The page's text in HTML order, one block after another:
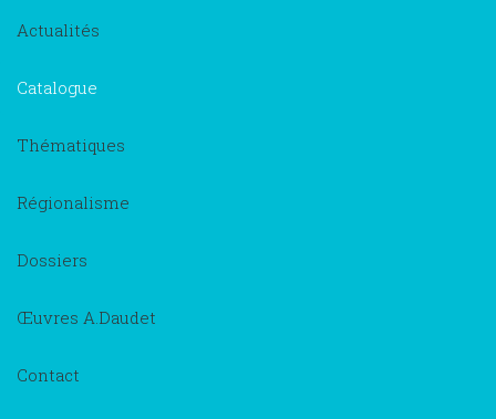
Actualités
Catalogue
Thématiques
Régionalisme
Dossiers
Œuvres A.Daudet
Contact